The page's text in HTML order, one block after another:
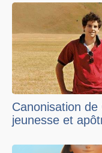
Canonisation
jeunesse et